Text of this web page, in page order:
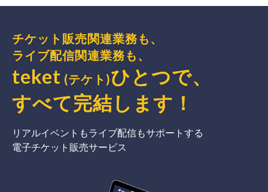
チケット販売関連業務も、
ライブ配信関連業務も、
teket (テケト)ひとつで、
すべて完結 します ！
リアルイベントもライブ配信もサポートする
電子チケット販売サービス